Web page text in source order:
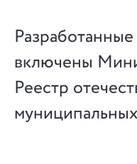
включены
Реестр